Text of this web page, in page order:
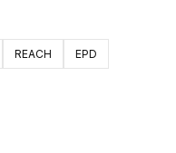
REACH EPD